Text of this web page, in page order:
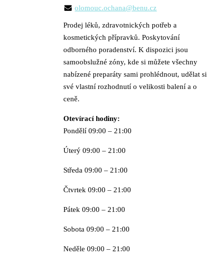
olomouc.ochana@benu.cz
Prodej léků, zdravotnických potřeb a
kosmetických přípravků. Poskytování
odborného poradenství. K dispozici jsou
samoobslužné zóny, kde si můžete všechny
nabízené preparáty sami prohlédnout, udělat si
své vlastní rozhodnutí o velikosti balení a o
ceně.
Otevírací hodiny:
Pondělí 09:00 – 21:00
Úterý 09:00 – 21:00
Středa 09:00 – 21:00
Čtvrtek 09:00 – 21:00
Pátek 09:00 – 21:00
Sobota 09:00 – 21:00
Neděle 09:00 – 21:00